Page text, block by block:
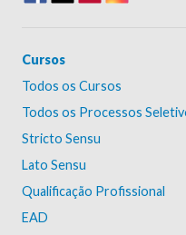
Cursos
Todos os Cursos
Todos os Processos
Stricto Sensu
Lato Sensu
Qualificação Profissional
EAD